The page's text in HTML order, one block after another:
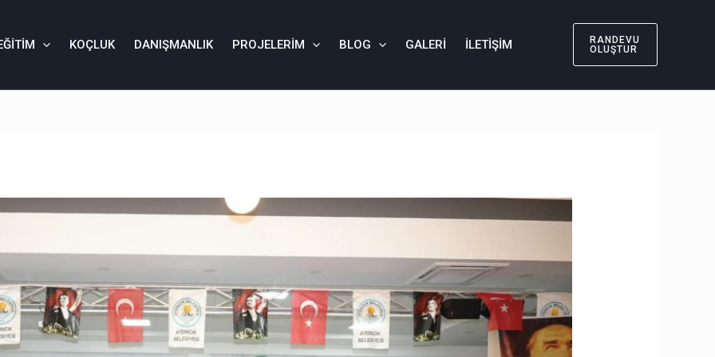
KOÇLUK DANIŞMANLIK PROJELERIM BLOG GALERI İLETIŞIM
RANDEVU
OLUŞTUR